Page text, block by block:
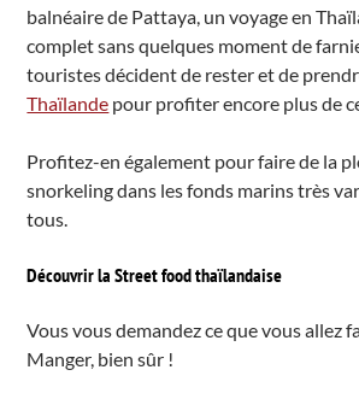
balnéaire de Pattaya, un voyage en
complet sans quelques moment de
touristes décident de rester et de
Thaïlande pour profiter encore plus de
Profitez-en également pour faire de la
snorkeling dans les fonds marins très
tous.
Découvrir la Street food thaïlandaise
Vous vous demandez ce que vous allez
Manger, bien sûr !